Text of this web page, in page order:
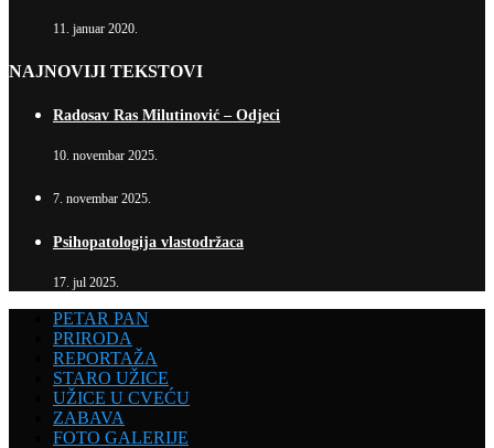
11. januar 2020.
NAJNOVIJI TEKSTOVI
Radosav Ras Milutinović – Odjeci
10. novembar 2025.
7. novembar 2025.
Psihopatologija vlastodržaca
17. jul 2025.
PETAR PAN
PRIRODA
REPORTAŽA
STARO UŽICE
UŽICE U CVEĆU
ZABAVA
FOTO GALERIJE